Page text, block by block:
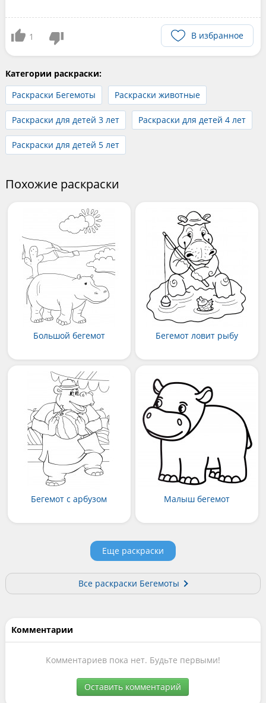
1 В избранное
Категории раскраски:
Раскраски Бегемоты
Раскраски животные
Раскраски для детей 3 лет Раскраски для детей 4 лет
Раскраски для детей 5 лет
Похожие раскраски
Большой бегемот Бегемот ловит рыбу
Бегемот с арбузом Малыш бегемот
Еще раскраски
Все раскраски Бегемоты
Комментарии
Комментариев пока нет. Будьте первыми!
Оставить комментарий